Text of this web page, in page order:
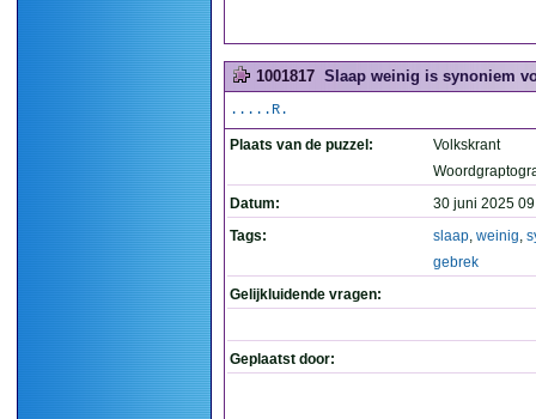
1001817 Slaap weinig is synoniem
.....R.
Plaats van de puzzel:
Volkskrant
Datum:
30 juni 2025
Tags:
slaap, weinig,
gebrek
Gelijkluidende vragen:
Geplaatst door: